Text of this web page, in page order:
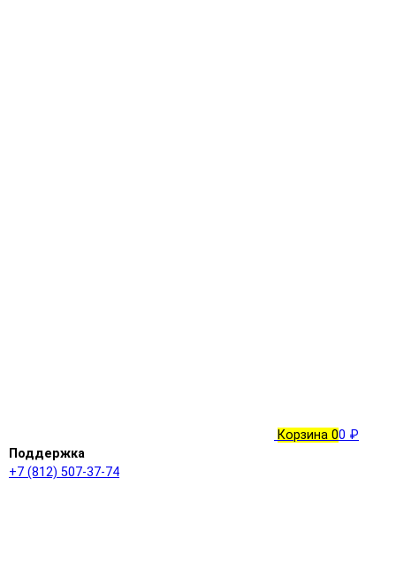
Корзина 00 ₽
Поддержка
+7 (812) 507-37-74